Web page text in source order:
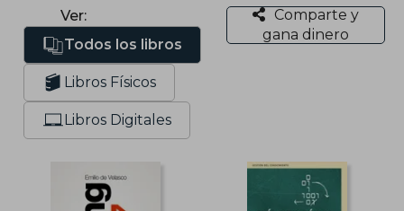
Ver:
Todos los libros
Libros Físicos
Libros Digitales
Comparte y
gana dinero